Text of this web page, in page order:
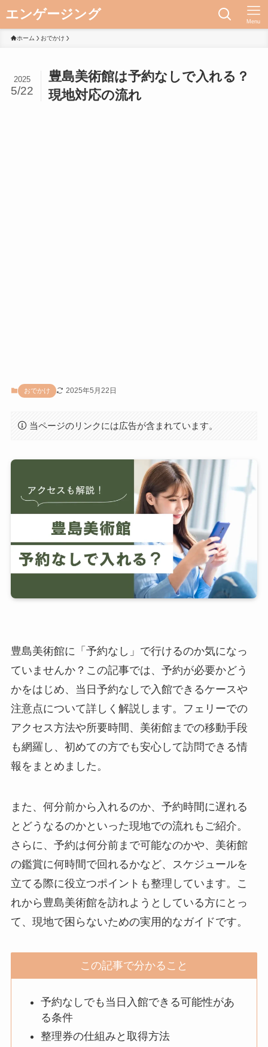
エンゲージング Menu
ホーム おでかけ
豊島美術館は予約なしで入れる？
現地対応の流れ
2025
5/22
おでかけ 2025年5月22日
当ページのリンクには広告が含まれています。
豊島美術館に「予約なし」で行けるのか気になっ
ていませんか？この記事では、予約が必要かどう
かをはじめ、当日予約なしで入館できるケースや
注意点について詳しく解説します。フェリーでの
アクセス方法や所要時間、美術館までの移動手段
も網羅し、初めての方でも安心して訪問できる情
報をまとめました。
また、何分前から入れるのか、予約時間に遅れる
とどうなるのかといった現地での流れもご紹介。
さらに、予約は何分前まで可能なのかや、美術館
の鑑賞に何時間で回れるかなど、スケジュールを
立てる際に役立つポイントも整理しています。こ
れから豊島美術館を訪れようとしている方にとっ
て、現地で困らないための実用的なガイドです。
この記事で分かること
予約なしでも当日入館できる可能性があ
る条件
整理券の仕組みと取得方法